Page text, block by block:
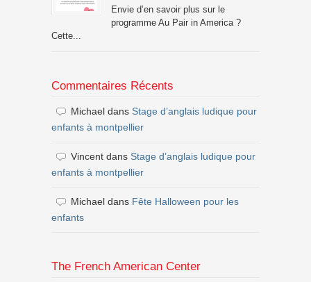
Envie d’en savoir plus sur le
programme Au Pair in America ?
Cette...
Commentaires Récents
Michael dans Stage d’anglais ludique pour
enfants à montpellier
Vincent dans Stage d’anglais ludique pour
enfants à montpellier
Michael dans Fête Halloween pour les
enfants
The French American Center